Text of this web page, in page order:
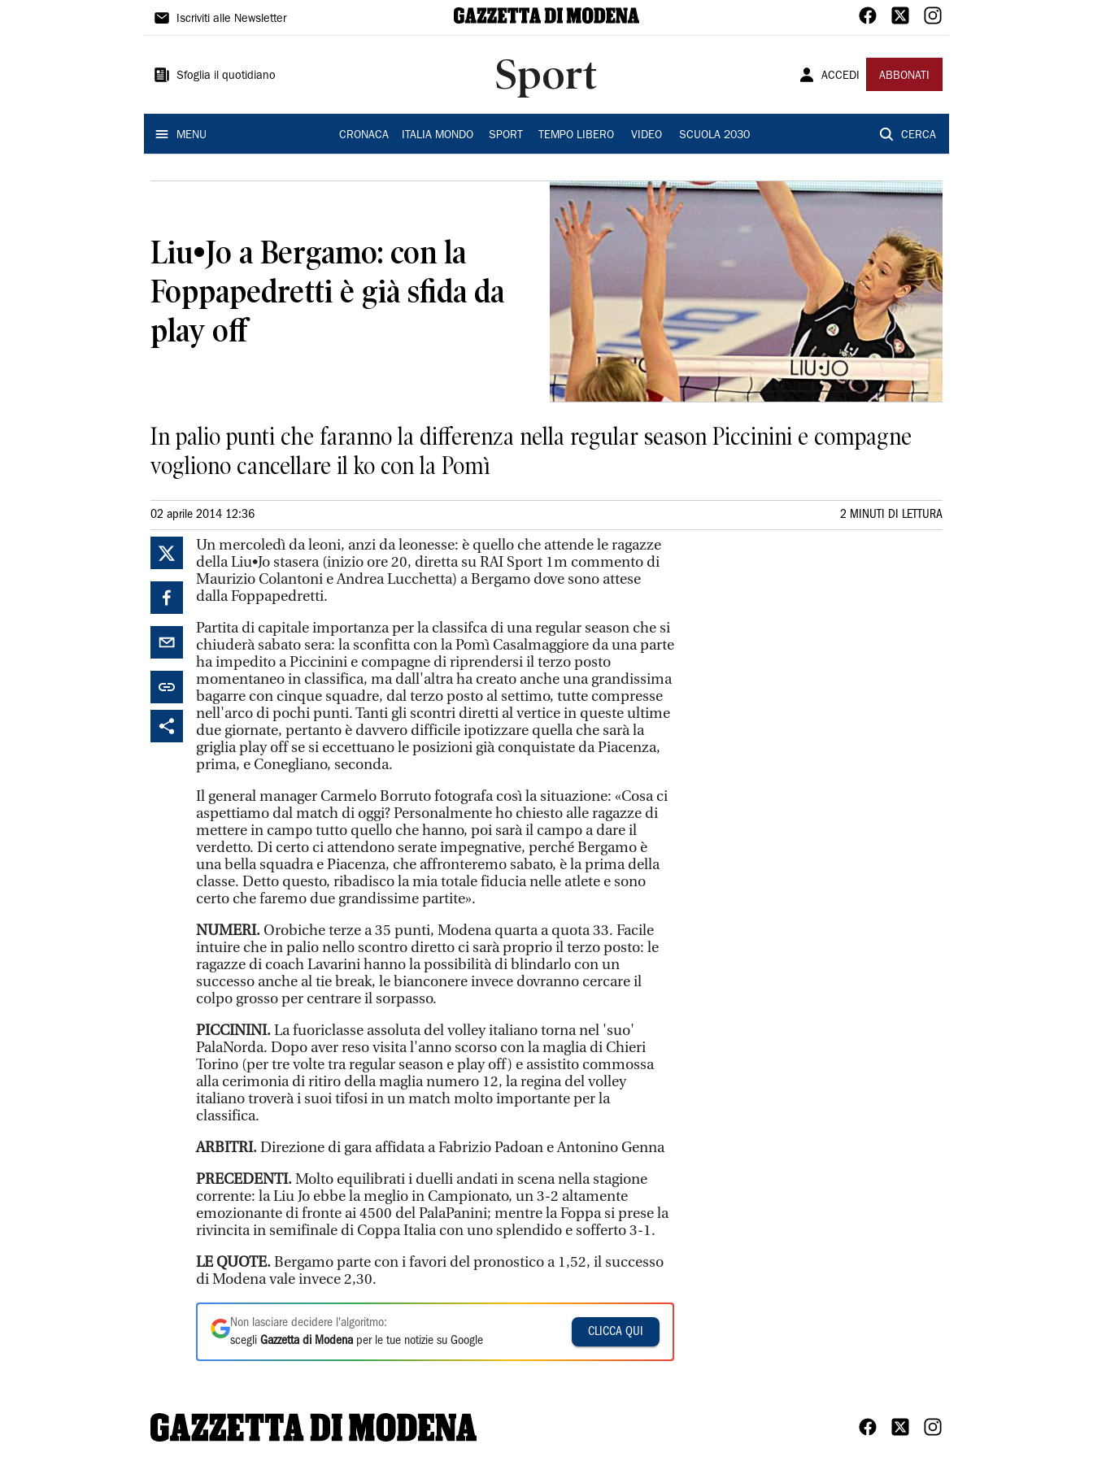
Gazzetta
Modena
Iscriviti alle Newsletter
Sfoglia il quotidiano Sport ACCEDI ABBONATI
MENU CRONACA ITALIA MONDO SPORT TEMPO LIBERO VIDEO SCUOLA 2030 CERCA
Liu•Jo a Bergamo: con la
Foppapedretti è già sfida da
play off
In palio punti che faranno la differenza nella regular season Piccinini e compagne
vogliono cancellare il ko con la Pomì
02 aprile 2014 12:36 2 MINUTI DI LETTURA
Un mercoledì da leoni, anzi da leonesse: è quello che attende le ragazze
della Liu•Jo stasera (inizio ore 20, diretta su RAI Sport 1m commento di
Maurizio Colantoni e Andrea Lucchetta) a Bergamo dove sono attese
dalla Foppapedretti.
Partita di capitale importanza per la classifca di una regular season che si
chiuderà sabato sera: la sconfitta con la Pomì Casalmaggiore da una parte
ha impedito a Piccinini e compagne di riprendersi il terzo posto
momentaneo in classifica, ma dall'altra ha creato anche una grandissima
bagarre con cinque squadre, dal terzo posto al settimo, tutte compresse
nell'arco di pochi punti. Tanti gli scontri diretti al vertice in queste ultime
due giornate, pertanto è davvero difficile ipotizzare quella che sarà la
griglia play off se si eccettuano le posizioni già conquistate da Piacenza,
prima, e Conegliano, seconda.
Il general manager Carmelo Borruto fotografa così la situazione: «Cosa ci
aspettiamo dal match di oggi? Personalmente ho chiesto alle ragazze di
mettere in campo tutto quello che hanno, poi sarà il campo a dare il
verdetto. Di certo ci attendono serate impegnative, perché Bergamo è
una bella squadra e Piacenza, che affronteremo sabato, è la prima della
classe. Detto questo, ribadisco la mia totale fiducia nelle atlete e sono
certo che faremo due grandissime partite».
NUMERI. Orobiche terze a 35 punti, Modena quarta a quota 33. Facile
intuire che in palio nello scontro diretto ci sarà proprio il terzo posto: le
ragazze di coach Lavarini hanno la possibilità di blindarlo con un
successo anche al tie break, le bianconere invece dovranno cercare il
colpo grosso per centrare il sorpasso.
PICCININI.La fuoriclasse assoluta del volley italiano torna nel 'suo'
PalaNorda. Dopo aver reso visita l'anno scorso con la maglia di Chieri
Torino (per tre volte tra regular season e play off) e assistito commossa
alla cerimonia di ritiro della maglia numero 12, la regina del volley
italiano troverà i suoi tifosi in un match molto importante per la
classifica.
ARBITRI.Direzione di gara affidata a Fabrizio Padoan e Antonino Genna
PRECEDENTI.Molto equilibrati i duelli andati in scena nella stagione
corrente: la Liu Jo ebbe la meglio in Campionato, un 3-2 altamente
emozionante di fronte ai 4500 del PalaPanini; mentre la Foppa si prese la
rivincita in semifinale di Coppa Italia con uno splendido e sofferto 3-1.
LE QUOTE.Bergamo parte con i favori del pronostico a 1,52, il successo
di Modena vale invece 2,30.
Non lasciare decidere l'algoritmo:
scegli Gazzetta di Modena per le tue notizie su Google
CLICCA QUI